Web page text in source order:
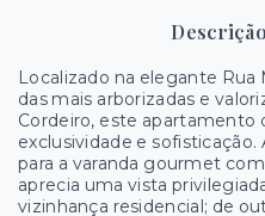
Localizado na elegante
das mais arborizadas e
Cordeiro, este apartamento
exclusividade e sofisticação.
para a varanda gourmet
aprecia uma vista
vizinhança residencial; de